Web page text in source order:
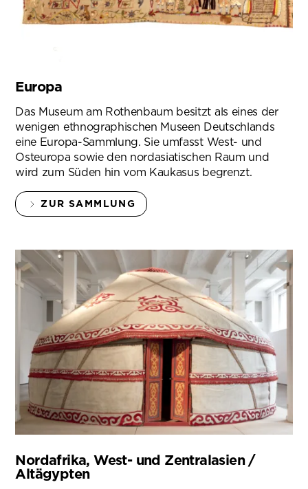
Europa
Das Museum am Rothenbaum besitzt als eines der
wenigen ethnographischen Museen Deutschlands
eine Europa-Sammlung. Sie umfasst West- und
Osteuropa sowie den nordasiatischen Raum und
wird zum Süden hin vom Kaukasus begrenzt.
ZUR SAMMLUNG
Nordafrika, West- und Zentralasien /
Altägypten